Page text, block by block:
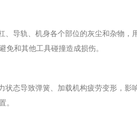
导轨、机身各个部位的灰尘和杂物，
和其他工具碰撞造成损伤。
态导致弹簧、加载机构疲劳变形，影
。